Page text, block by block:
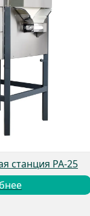
станция PA-25